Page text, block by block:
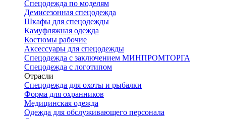
Спецодежда по моделям
Демисезонная спецодежда
Шкафы для спецодежды
Камуфляжная одежда
Костюмы рабочие
Аксессуары для спецодежды
Спецодежда с заключением МИНПРОМТОРГА
Спецодежда с логотипом
Отрасли
Спецодежда для охоты и рыбалки
Форма для охранников
Медицинская одежда
Одежда для обслуживающего персонала